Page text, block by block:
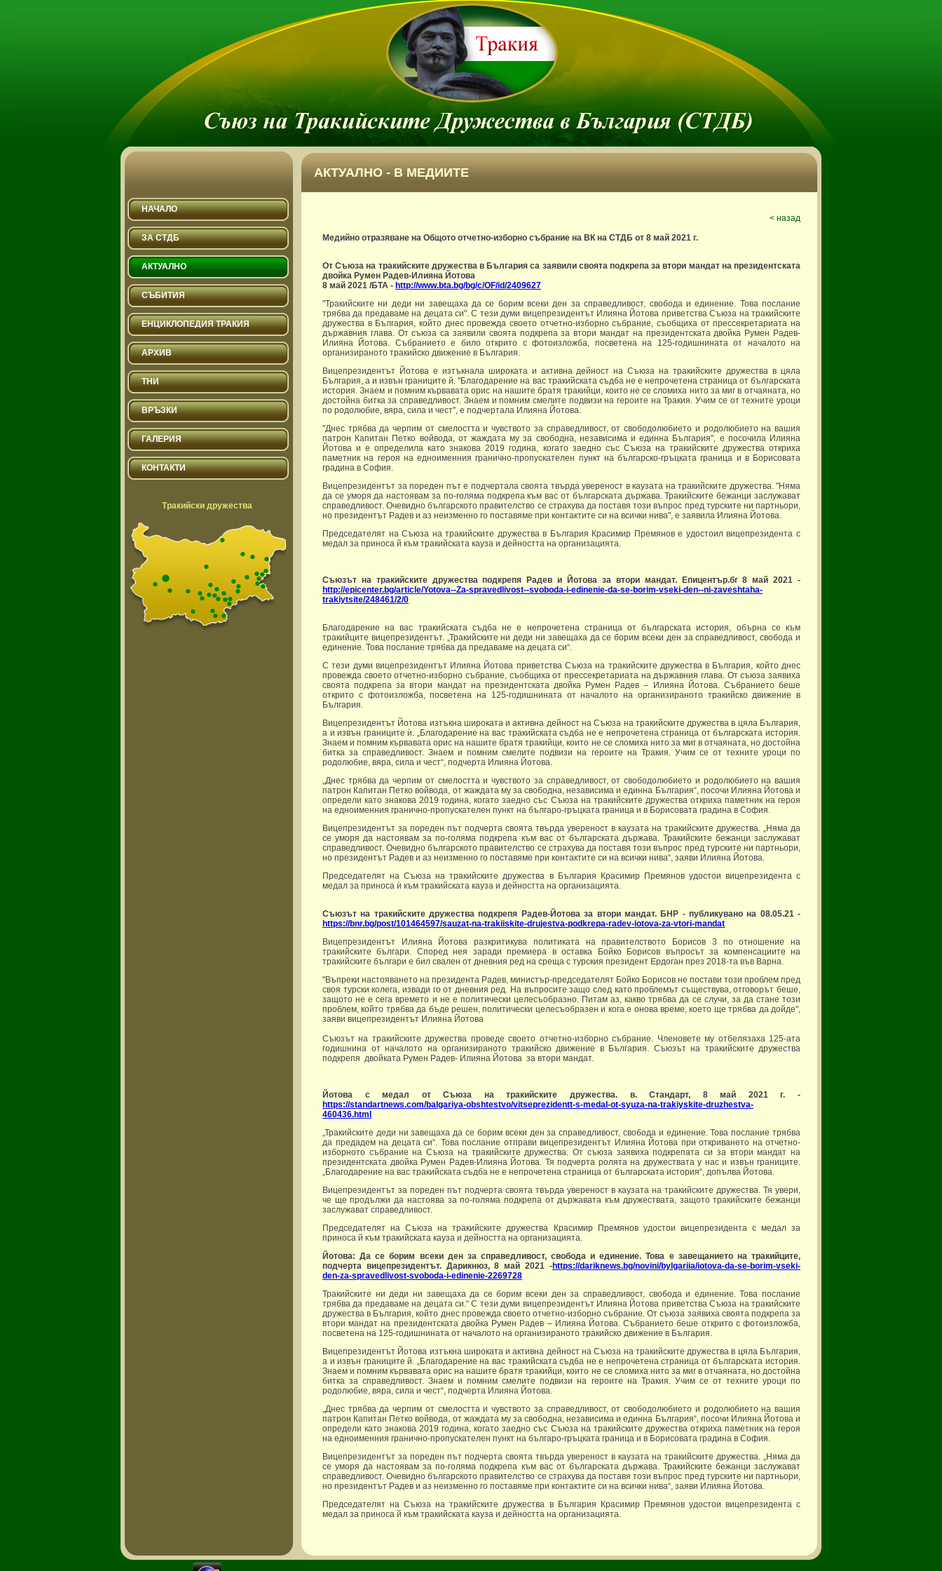
АКТУАЛНО - В МЕДИИТЕ
НАЧАЛО
ЗА СТДБ
АКТУАЛНО
СЪБИТИЯ
ЕНЦИКЛОПЕДИЯ ТРАКИЯ
АРХИВ
ТНИ
ВРЪЗКИ
ГАЛЕРИЯ
КОНТАКТИ
Тракийски дружества
< назад
Медийно отразяване на Общото отчетно-изборно събрание на ВК на СТДБ от 8 май 2021 г.
От Съюза на тракийските дружества в България са заявили своята подкрепа за втори мандат на президентската
двойка Румен Радев-Илияна Йотова
8 май 2021 /БТА - http://www.bta.bg/bg/c/OF/id/2409627
"Тракийските ни деди ни завещаха да се борим всеки ден за справедливост, свобода и единение. Това послание
трябва да предаваме на децата си". С тези думи вицепрезидентът Илияна Йотова приветства Съюза на тракийските
дружества в България, който днес провежда своето отчетно-изборно събрание, съобщиха от прессекретариата на
държавния глава. От съюза са заявили своята подкрепа за втори мандат на президентската двойка Румен Радев-
Илияна Йотова. Събранието е било открито с фотоизложба, посветена на 125-годишнината от началото на
организираното тракийско движение в България.
Вицепрезидентът Йотова е изтъкнала широката и активна дейност на Съюза на тракийските дружества в цяла
България, а и извън границите й. "Благодарение на вас тракийската съдба не е непрочетена страница от българската
история. Знаем и помним кървавата орис на нашите братя тракийци, които не се сломиха нито за миг в отчаяната, но
достойна битка за справедливост. Знаем и помним смелите подвизи на героите на Тракия. Учим се от техните уроци
по родолюбие, вяра, сила и чест", е подчертала Илияна Йотова.
"Днес трябва да черпим от смелостта и чувството за справедливост, от свободолюбието и родолюбието на вашия
патрон Капитан Петко войвода, от жаждата му за свободна, независима и единна България", е посочила Илияна
Йотова и е определила като знакова 2019 година, когато заедно със Съюза на тракийските дружества откриха
паметник на героя на едноименния гранично-пропускателен пункт на българско-гръцката граница и в Борисовата
градина в София.
Вицепрезидентът за пореден път е подчертала своята твърда увереност в каузата на тракийските дружества. "Няма
да се уморя да настоявам за по-голяма подкрепа към вас от българската държава. Тракийските бежанци заслужават
справедливост. Очевидно българското правителство се страхува да поставя този въпрос пред турските ни партньори,
но президентът Радев и аз неизменно го поставяме при контактите си на всички нива", е заявила Илияна Йотова.
Председателят на Съюза на тракийските дружества в България Красимир Премянов е удостоил вицепрезидента с
медал за приноса й към тракийската кауза и дейността на организацията.
Съюзът на тракийските дружества подкрепя Радев и Йотова за втори мандат. Епицентър.бг 8 май 2021 -
http://epicenter.bg/article/Yotova--Za-spravedlivost--svoboda-i-edinenie-da-se-borim-vseki-den--ni-zaveshtaha-
trakiytsite/248461/2/0
Благодарение на вас тракийската съдба не е непрочетена страница от българската история, обърна се към
тракийците вицепрезидентът. „Тракийските ни деди ни завещаха да се борим всеки ден за справедливост, свобода и
единение. Това послание трябва да предаваме на децата си“.
С тези думи вицепрезидентът Илияна Йотова приветства Съюза на тракийските дружества в България, който днес
провежда своето отчетно-изборно събрание, съобщиха от прессекретариата на държавния глава. От съюза заявиха
своята подкрепа за втори мандат на президентската двойка Румен Радев – Илияна Йотова. Събранието беше
открито с фотоизложба, посветена на 125-годишнината от началото на организираното тракийско движение в
България.
Вицепрезидентът Йотова изтъкна широката и активна дейност на Съюза на тракийските дружества в цяла България,
а и извън границите ѝ. „Благодарение на вас тракийската съдба не е непрочетена страница от българската история.
Знаем и помним кървавата орис на нашите братя тракийци, които не се сломиха нито за миг в отчаяната, но достойна
битка за справедливост. Знаем и помним смелите подвизи на героите на Тракия. Учим се от техните уроци по
родолюбие, вяра, сила и чест“, подчерта Илияна Йотова.
„Днес трябва да черпим от смелостта и чувството за справедливост, от свободолюбието и родолюбието на вашия
патрон Капитан Петко войвода, от жаждата му за свободна, независима и единна България“, посочи Илияна Йотова и
определи като знакова 2019 година, когато заедно със Съюза на тракийските дружества откриха паметник на героя
на едноименния гранично-пропускателен пункт на българо-гръцката граница и в Борисовата градина в София.
Вицепрезидентът за пореден път подчерта своята твърда увереност в каузата на тракийските дружества. „Няма да
се уморя да настоявам за по-голяма подкрепа към вас от българската държава. Тракийските бежанци заслужават
справедливост. Очевидно българското правителство се страхува да поставя този въпрос пред турските ни партньори,
но президентът Радев и аз неизменно го поставяме при контактите си на всички нива“, заяви Илияна Йотова.
Председателят на Съюза на тракийските дружества в България Красимир Премянов удостои вицепрезидента с
медал за приноса ѝ към тракийската кауза и дейността на организацията.
Съюзът на тракийските дружества подкрепя Радев-Йотова за втори мандат. БНР - публикувано на 08.05.21 -
https://bnr.bg/post/101464597/sauzat-na-trakiiskite-drujestva-podkrepa-radev-iotova-za-vtori-mandat
Вицепрезидентът Илияна Йотова разкритикува политиката на правителството Борисов 3 по отношение на
тракийските българи. Според нея заради премиера в оставка Бойко Борисов въпросът за компенсациите на
тракийските българи е бил свален от дневния ред на среща с турския президент Ердоган през 2018-та във Варна.
"Въпреки настояването на президента Радев, министър-председателят Бойко Борисов не постави този проблем пред
своя турски колега, извади го от дневния ред. На въпросите защо след като проблемът съществува, отговорът беше,
защото не е сега времето и не е политически целесъобразно. Питам аз, какво трябва да се случи, за да стане този
проблем, който трябва да бъде решен, политически целесъобразен и кога е онова време, което ще трябва да дойде",
заяви вицепрезидентът Илияна Йотова
Съюзът на тракийските дружества проведе своето отчетно-изборно събрание. Членовете му отбелязаха 125-ата
годишнина от началото на организираното тракийско движение в България. Съюзът на тракийските дружества
подкрепя двойката Румен Радев- Илияна Йотова за втори мандат.
Йотова с медал от Съюза на тракийските дружества. в. Стандарт, 8 май 2021 г. -
https://standartnews.com/balgariya-obshtestvo/vitseprezidentt-s-medal-ot-syuza-na-trakiyskite-druzhestva-
460436.html
„Тракийските деди ни завещаха да се борим всеки ден за справедливост, свобода и единение. Това послание трябва
да предадем на децата си“. Това послание отправи вицепрезидентът Илияна Йотова при откриването на отчетно-
изборното събрание на Съюза на тракийските дружества. От съюза заявиха подкрепата си за втори мандат на
президентската двойка Румен Радев-Илияна Йотова. Тя подчерта ролята на дружествата у нас и извън границите.
„Благодарение на вас тракийската съдба не е непрочетена страница от българската история“, допълва Йотова.
Вицепрезидентът за пореден път подчерта своята твърда увереност в каузата на тракийските дружества. Тя увери,
че ще продължи да настоява за по-голяма подкрепа от държавата към дружествата, защото тракийските бежанци
заслужават справедливост.
Председателят на Съюза на тракийските дружества Красимир Премянов удостои вицепрезидента с медал за
приноса й към тракийската кауза и дейността на организацията.
Йотова: Да се борим всеки ден за справедливост, свобода и единение. Това е завещанието на тракийците,
подчерта вицепрезидентът. Дарикнюз, 8 май 2021 -https://dariknews.bg/novini/bylgariia/iotova-da-se-borim-vseki-
den-za-spravedlivost-svoboda-i-edinenie-2269728
Тракийските ни деди ни завещаха да се борим всеки ден за справедливост, свобода и единение. Това послание
трябва да предаваме на децата си.“ С тези думи вицепрезидентът Илияна Йотова приветства Съюза на тракийските
дружества в България, който днес провежда своето отчетно-изборно събрание. От съюза заявиха своята подкрепа за
втори мандат на президентската двойка Румен Радев – Илияна Йотова. Събранието беше открито с фотоизложба,
посветена на 125-годишнината от началото на организираното тракийско движение в България.
Вицепрезидентът Йотова изтъкна широката и активна дейност на Съюза на тракийските дружества в цяла България,
а и извън границите й. „Благодарение на вас тракийската съдба не е непрочетена страница от българската история.
Знаем и помним кървавата орис на нашите братя тракийци, които не се сломиха нито за миг в отчаяната, но достойна
битка за справедливост. Знаем и помним смелите подвизи на героите на Тракия. Учим се от техните уроци по
родолюбие, вяра, сила и чест“, подчерта Илияна Йотова.
„Днес трябва да черпим от смелостта и чувството за справедливост, от свободолюбието и родолюбието на вашия
патрон Капитан Петко войвода, от жаждата му за свободна, независима и единна България“, посочи Илияна Йотова и
определи като знакова 2019 година, когато заедно със Съюза на тракийските дружества откриха паметник на героя
на едноименния гранично-пропускателен пункт на българо-гръцката граница и в Борисовата градина в София.
Вицепрезидентът за пореден път подчерта своята твърда увереност в каузата на тракийските дружества. „Няма да
се уморя да настоявам за по-голяма подкрепа към вас от българската държава. Тракийските бежанци заслужават
справедливост. Очевидно българското правителство се страхува да поставя този въпрос пред турските ни партньори,
но президентът Радев и аз неизменно го поставяме при контактите си на всички нива“, заяви Илияна Йотова.
Председателят на Съюза на тракийските дружества в България Красимир Премянов удостои вицепрезидента с
медал за приноса й към тракийската кауза и дейността на организацията.